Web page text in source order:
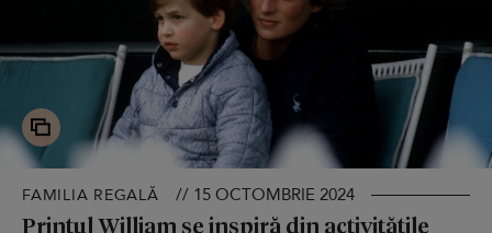
FAMILIA REGALĂ // 15 OCTOMBRIE 2024
Prințul William se inspiră din activitățile